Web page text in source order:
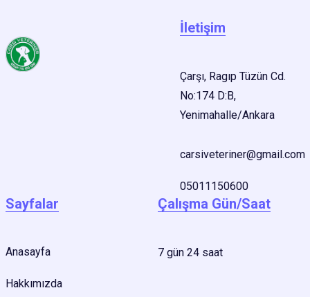
İletişim
Çarşı, Ragıp Tüzün Cd.
No:174 D:B,
Yenimahalle/Ankara
carsiveteriner@gmail.com
05011150600
Sayfalar
Anasayfa
Hakkımızda
Çalışma Gün/Saat
7 gün 24 saat